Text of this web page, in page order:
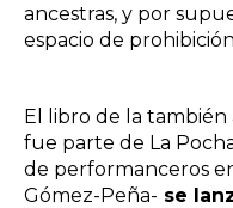
ancestras, y por
espacio de
El libro de la
fue parte de La
de performanceros
Gómez-Peña- se